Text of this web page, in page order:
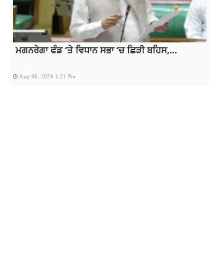
ਮਗਨਰੇਗਾ ਫੰਡ ‘ਤੇ ਵਿਧਾਨ ਸਭਾ ‘ਚ ਛਿੜੀ ਬਹਿਸ,...
Aug 06, 2026 1:21 Pm